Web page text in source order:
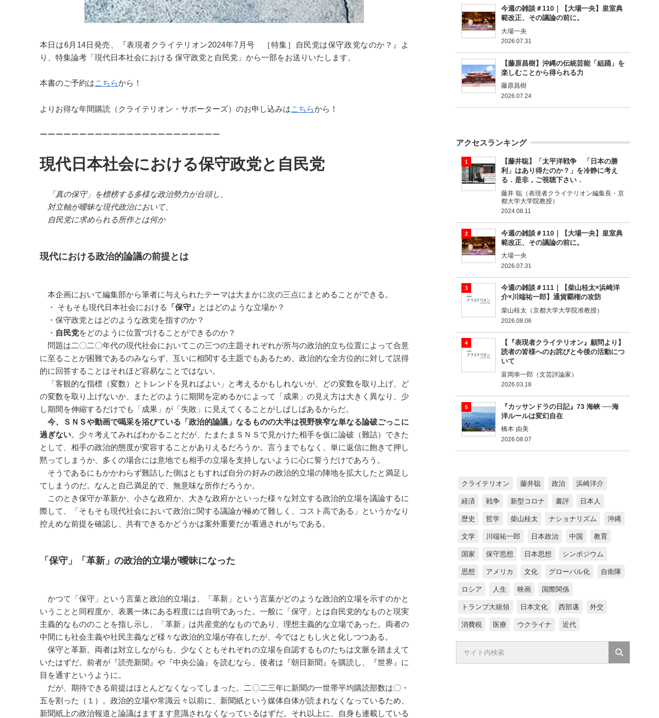
本日は6月14日発売、『表現者クライテリオン2024年7月号 ［特集］自民党は保守政党なのか？』よ
り、特集論考「現代日本社会における 保守政党と自民党」から一部をお送りいたします。
本書のご予約はこちらから！
よりお得な年間購読（クライテリオン・サポーターズ）のお申し込みはこちらから！
ーーーーーーーーーーーーーーーーーーーーーーー
現代日本社会における保守政党と自民党
「真の保守」を標榜する多様な政治勢力が台頭し、
対立軸が曖昧な現代政治において、
自民党に求められる所作とは何か
現代における政治的論議の前提とは
本企画において編集部から筆者に与えられたテーマは大まかに次の三点にまとめることができる。
・ そもそも現代日本社会における
「保守」
とはどのような立場か？
・保守政党とはどのような政党を指すのか？
・ 自民党をどのように位置づけることができるのか？
問題は二〇二〇年代の現代社会においてこの三つの主題それぞれが所与の政治的立ち位置によって合意
に至ることが困難であるのみならず、互いに相関する主題でもあるため、政治的な全方位的に対して説得
的に回答することはそれほど容易なことではない。
「客観的な指標（変数）とトレンドを見ればよい」と考えるかもしれないが、どの変数を取り上げ、ど
の変数を取り上げないか、またどのように期間を定めるかによって「成果」の見え方は大きく異なり、少
し期間を伸縮するだけでも「成果」が「失敗」に見えてくることがしばしばあるからだ。
今、ＳＮＳや動画で喝采を浴びている「政治的論議」なるものの大半は視野狭窄な単なる論破ごっこに
過ぎない。少々考えてみればわかることだが、たまたまＳＮＳで見かけた相手を仮に論破（難詰）できた
として、相手の政治的態度が変容することがありえるだろうか。言うまでもなく、単に返信に飽きて押し
黙ってしまうか、多くの場合には意地でも相手の立場を支持しないように心に誓うだけであろう。
そうであるにもかかわらず難詰した側はともすれば自分の好みの政治的立場の陣地を拡大したと満足し
てしまうのだ。なんと自己満足的で、無意味な所作だろうか。
このとき保守か革新か、小さな政府か、大きな政府かといった様々な対立する政治的立場を議論するに
際して、「そもそも現代社会において政治に関する議論が極めて難しく、コスト高である」というかなり
控えめな前提を確認し、共有できるかどうかは案外重要だが看過されがちである。
「保守」「革新」の政治的立場が曖昧になった
かつて「保守」という言葉と政治的立場は、「革新」という言葉がどのような政治的立場を示すのかと
いうことと同程度か、表裏一体にある程度には自明であった。一般に「保守」とは自民党的なものと現実
主義的なもののことを指し示し、「革新」は共産党的なものであり、理想主義的な立場であった。両者の
中間にも社会主義や社民主義など様々な政治的立場が存在したが、今ではともし火と化しつつある。
保守と革新。両者は対立しながらも、少なくともそれぞれの立場を自認するものたちは文脈を踏まえて
いたはずだ。前者が『読売新聞』や『中央公論』を読むなら、後者は『朝日新聞』を購読し、『世界』に
目を通すというように。
だが、期待できる前提はほとんどなくなってしまった。二〇二三年に新聞の一世帯平均購読部数は〇・
五を割った（１）。政治的立場や常識云々以前に、新聞紙という媒体自体が読まれなくなっているため、
新聞紙上の政治報道と論議はますます意識されなくなっているはずだ。それ以上に、自身も連載している
今週の雑談＃110｜【大場一央】皇室典
範改正、その議論の前に。
大場一央
2026.07.31
【藤原昌樹】沖縄の伝統芸能「組踊」を
楽しむことから得られる力
藤原昌樹
2026.07.24
アクセスランキング
【藤井聡】「太平洋戦争 「日本の勝
利」はあり得たのか？」を冷静に考え
る．是非，ご視聴下さい．
藤井 聡（表現者クライテリオン編集長・京
都大学大学院教授）
2024.08.11
今週の雑談＃110｜【大場一央】皇室典
範改正、その議論の前に。
大場一央
2026.07.31
今週の雑談＃111｜【柴山桂太×浜崎洋
介×川端祐一郎】通貨覇権の攻防
柴山桂太（京都大学大学院准教授）
2026.08.06
【『表現者クライテリオン』顧問より】
読者の皆様へのお詫びと今後の活動につ
いて
富岡幸一郎（文芸評論家）
2026.03.18
『カッサンドラの日記』73 海峡 ──海
洋ルールは変幻自在
橋本 由美
2026.08.07
クライテリオン 藤井聡 政治 浜崎洋介
経済 戦争 新型コロナ 書評 日本人
歴史 哲学 柴山桂太 ナショナリズム 沖縄
文学 川端祐一郎 日本政治 中国 教育
国家 保守思想 日本思想 シンポジウム
思想 アメリカ 文化 グローバル化 自衛隊
ロシア 人生 映画 国際関係
トランプ大統領 日本文化 西部邁 外交
消費税 医療 ウクライナ 近代